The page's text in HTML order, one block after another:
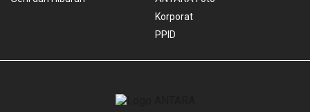
Korporat
PPID